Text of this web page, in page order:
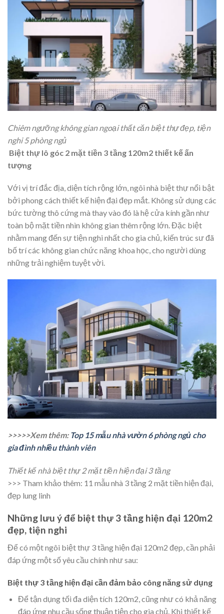
Chiêm ngưỡng không gian ngoại thất căn biệt thự đẹp, tiện
nghi 5 phòng ngủ
Biệt thự lô góc 2 mặt tiền 3 tầng 120m2 thiết kế ấn
tượng
Với vị trí đắc địa, diện tích rộng lớn, ngôi nhà biệt thự nổi bật
bởi phong cách thiết kế hiện đại đẹp mắt. Không sử dụng các
bức tường thô cứng mà thay vào đó là hệ cửa kính gần như
toàn bộ mặt tiền nhìn không gian thêm rộng lớn. Đặc biệt
nhằm mang đến sự tiện nghi nhất cho gia chủ, kiến trúc sư đã
bố trí các không gian chức năng khoa học, cho người dùng
những trải nghiệm tuyệt vời.
>>>>>Xem thêm: Top 15 mẫu nhà vườn 6 phòng ngủ cho
gia đình nhiều thành viên
Thiết kế nhà biệt thự 2 mặt tiền hiện đại 3 tầng
>>> Tham khảo thêm: 11 mẫu nhà 3 tầng 2 mặt tiền hiện đại,
đẹp lung linh
Những lưu ý để biệt thự 3 tầng hiện đại 120m2
đẹp, tiện nghi
Để có một ngôi biệt thự 3 tầng hiện đại 120m2 đẹp, cần phải
đáp ứng một số yêu cầu chính như sau:
Biệt thự 3 tầng hiện đại cần đảm bảo công năng sử dụng
Để tận dụng tối đa diện tích 120m2, cũng như có khả năng
đáp ứng nhu cầu sống thuận tiện cho gia chủ. Khi thiết kế